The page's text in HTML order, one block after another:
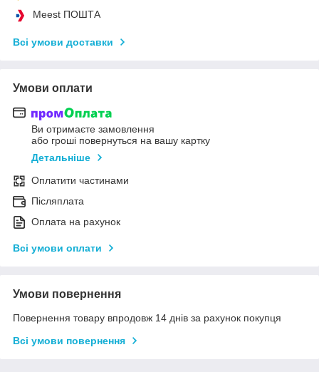
Meest ПОШТА
Всі умови доставки
Умови оплати
Ви отримаєте замовлення
або гроші повернуться на вашу картку
Детальніше
Оплатити частинами
Післяплата
Оплата на рахунок
Всі умови оплати
Умови повернення
Повернення товару впродовж 14 днів за рахунок покупця
Всі умови повернення